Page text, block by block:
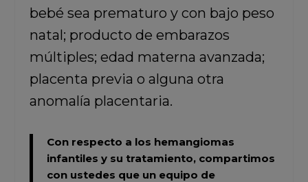
bebé sea prematuro y con bajo peso
natal; producto de embarazos
múltiples; edad materna avanzada;
placenta previa o alguna otra
anomalía placentaria.
Con respecto a los hemangiomas
infantiles y su tratamiento, compartimos
con ustedes que un equipo de